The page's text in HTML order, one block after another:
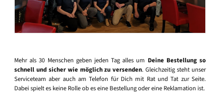
Mehr als 30 Menschen geben jeden Tag alles um Deine Bestellung so
schnell und sicher wie möglich zu versenden. Gleichzeitig steht unser
Serviceteam aber auch am Telefon für Dich mit Rat und Tat zur Seite.
Dabei spielt es keine Rolle ob es eine Bestellung oder eine Reklamation ist.